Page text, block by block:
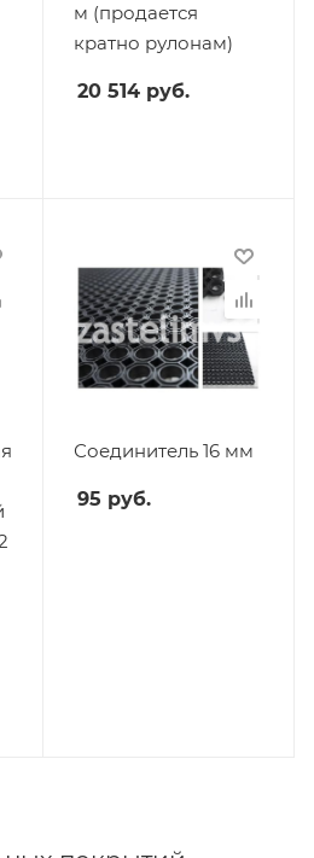
м (продается
кратно рулонам)
20 514 руб.
Соединитель 16 мм
95 руб.